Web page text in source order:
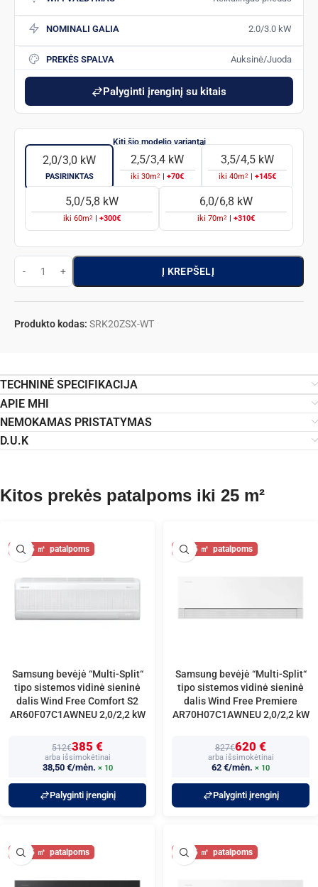
NOMINALI GALIA 2.0/3.0 kW
PREKĖS SPALVA Auksinė/Juoda
Palyginti įrenginį su kitais
2,0/3,0 kW
PASIRINKTAS
2,5/3,4 kW
iki30m2 +70€
3,5/4,5 kW
iki 40m2 +145€
5,0/5,8 kW
iki 60m2 +300€
6,0/6,8 kW
iki 70m2 +310€
Į KREPŠELĮ
Produkto kodas: SRK20ZSX-WT
TECHNINĖ SPECIFIKACIJA
APIE MHI
NEMOKAMAS PRISTATYMAS
D.U.K
Kitos prekės patalpoms iki 25 m²
25
Samsung bevėjė “Multi-Split“
tipo sistemos vidinė sieninė
dalis Wind Free Comfort S2
AR60F07C1AWNEU 2,0/2,2 kW
512€385 €
arba išsimokėtinai
38,50 €/mėn. × 10
Palyginti įrenginį
25
Samsung bevėjė “Multi-Split“
tipo sistemos vidinė sieninė
dalis Wind Free Premiere
AR70H07C1AWNEU 2,0/2,2 kW
827€620 €
arba išsimokėtinai
62 €/mėn. × 10
Palyginti įrenginį
25 25